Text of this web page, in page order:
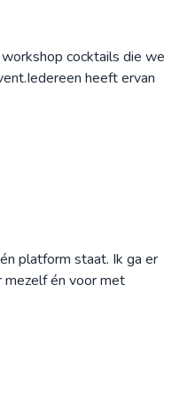
cocktails die we
heeft ervan
platform staat. Ik ga er
én voor met